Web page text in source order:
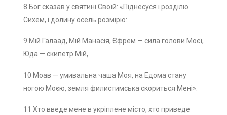
8 Бог сказав у святині Своїй: «Піднесуся і розділю
Сихем, і долину осель розмірю:
9 Мій Галаад, Мій Манасія, Єфрем — сила голови Моєї,
Юда — скипетр Мій,
10 Моав — умивальна чаша Моя, на Едома стану
ногою Моєю, земля филистимська скориться Мені».
11 Хто введе мене в укріплене місто, хто приведе